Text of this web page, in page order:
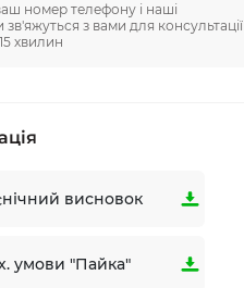
номер телефону і наші
з вами для консультації
хвилин
висновок
умови "Пайка"